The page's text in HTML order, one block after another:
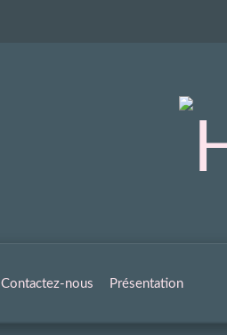
Contactez-nous Présentation